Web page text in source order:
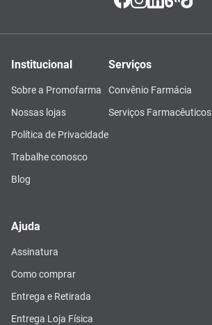
Institucional
Sobre a Promofarma
Nossas lojas
Política de Privacidade
Trabalhe conosco
Blog
Serviços
Convênio Farmácia
Serviços Farmacêuticos
Ajuda
Assinatura
Como comprar
Entrega e Retirada
Entrega Loja Física